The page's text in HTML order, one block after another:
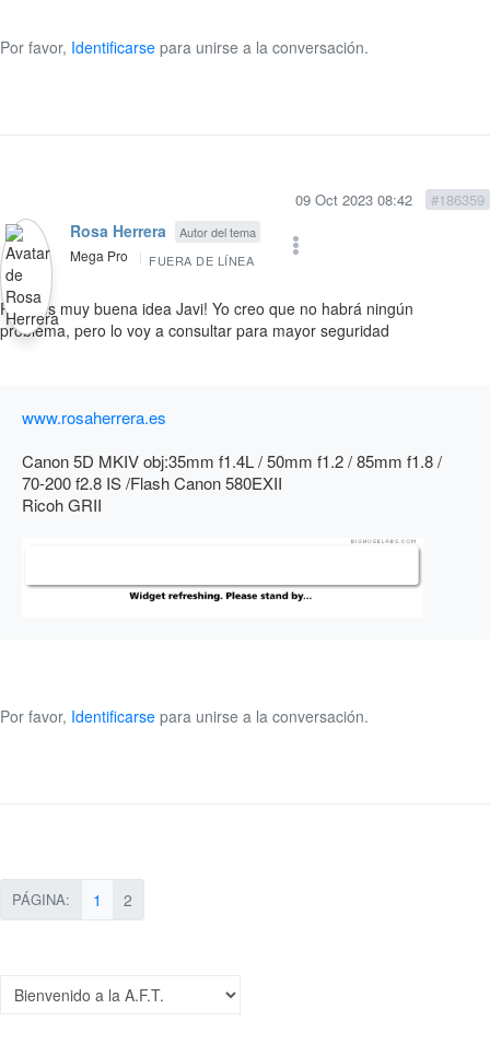
Por favor, Identificarse para unirse a la conversación.
09 Oct 2023 08:42 #186359
Rosa Herrera Autor del tema
Mega Pro FUERA DE LÍNEA
Pues es muy buena idea Javi! Yo creo que no habrá ningún
problema, pero lo voy a consultar para mayor seguridad
www.rosaherrera.es
Canon 5D MKIV obj:35mm f1.4L / 50mm f1.2 / 85mm f1.8 /
70-200 f2.8 IS /Flash Canon 580EXII
Ricoh GRII
Por favor, Identificarse para unirse a la conversación.
PÁGINA: 1 2